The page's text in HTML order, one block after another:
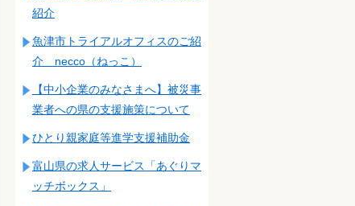
紹介
魚津市トライアルオフィスのご紹
介 necco（ねっこ）
【中小企業のみなさまへ】被災事
業者への県の支援施策について
ひとり親家庭等進学支援補助金
富山県の求人サービス「あぐりマ
ッチボックス」